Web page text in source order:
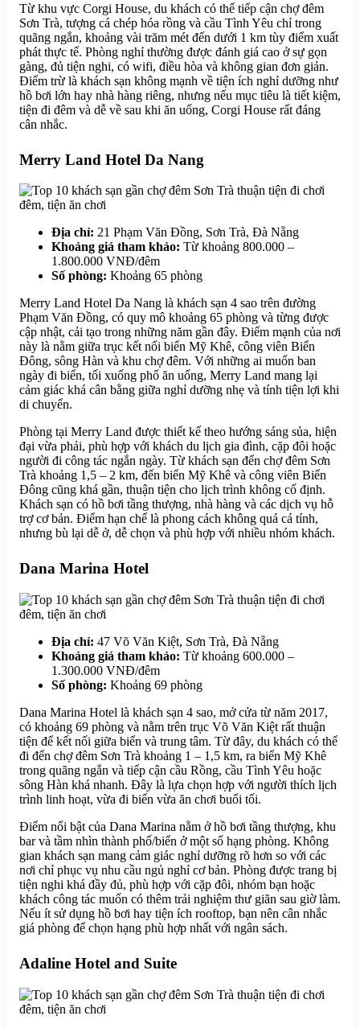
Từ khu vực Corgi House, du khách có thể tiếp cận chợ đêm
Sơn Trà, tượng cá chép hóa rồng và cầu Tình Yêu chỉ trong
quãng ngắn, khoảng vài trăm mét đến dưới 1 km tùy điểm xuất
phát thực tế. Phòng nghỉ thường được đánh giá cao ở sự gọn
gàng, đủ tiện nghi, có wifi, điều hòa và không gian đơn giản.
Điểm trừ là khách sạn không mạnh về tiện ích nghỉ dưỡng như
hồ bơi lớn hay nhà hàng riêng, nhưng nếu mục tiêu là tiết kiệm,
tiện đi đêm và dễ về sau khi ăn uống, Corgi House rất đáng
cân nhắc.
Merry Land Hotel Da Nang
Địa chỉ: 21 Phạm Văn Đồng, Sơn Trà, Đà Nẵng
Khoảng giá tham khảo: Từ khoảng 800.000 –
1.800.000 VNĐ/đêm
Số phòng: Khoảng 65 phòng
Merry Land Hotel Da Nang là khách sạn 4 sao trên đường
Phạm Văn Đồng, có quy mô khoảng 65 phòng và từng được
cập nhật, cải tạo trong những năm gần đây. Điểm mạnh của nơi
này là nằm giữa trục kết nối biển Mỹ Khê, công viên Biển
Đông, sông Hàn và khu chợ đêm. Với những ai muốn ban
ngày đi biển, tối xuống phố ăn uống, Merry Land mang lại
cảm giác khá cân bằng giữa nghỉ dưỡng nhẹ và tính tiện lợi khi
di chuyển.
Phòng tại Merry Land được thiết kế theo hướng sáng sủa, hiện
đại vừa phải, phù hợp với khách du lịch gia đình, cặp đôi hoặc
người đi công tác ngắn ngày. Từ khách sạn đến chợ đêm Sơn
Trà khoảng 1,5 – 2 km, đến biển Mỹ Khê và công viên Biển
Đông cũng khá gần, thuận tiện cho lịch trình không cố định.
Khách sạn có hồ bơi tầng thượng, nhà hàng và các dịch vụ hỗ
trợ cơ bản. Điểm hạn chế là phong cách không quá cá tính,
nhưng bù lại dễ ở, dễ chọn và phù hợp với nhiều nhóm khách.
Dana Marina Hotel
Địa chỉ: 47 Võ Văn Kiệt, Sơn Trà, Đà Nẵng
Khoảng giá tham khảo: Từ khoảng 600.000 –
1.300.000 VNĐ/đêm
Số phòng: Khoảng 69 phòng
Dana Marina Hotel là khách sạn 4 sao, mở cửa từ năm 2017,
có khoảng 69 phòng và nằm trên trục Võ Văn Kiệt rất thuận
tiện để kết nối giữa biển và trung tâm. Từ đây, du khách có thể
đi đến chợ đêm Sơn Trà khoảng 1 – 1,5 km, ra biển Mỹ Khê
trong quãng ngắn và tiếp cận cầu Rồng, cầu Tình Yêu hoặc
sông Hàn khá nhanh. Đây là lựa chọn hợp với người thích lịch
trình linh hoạt, vừa đi biển vừa ăn chơi buổi tối.
Điểm nổi bật của Dana Marina nằm ở hồ bơi tầng thượng, khu
bar và tầm nhìn thành phố/biển ở một số hạng phòng. Không
gian khách sạn mang cảm giác nghỉ dưỡng rõ hơn so với các
nơi chỉ phục vụ nhu cầu ngủ nghỉ cơ bản. Phòng được trang bị
tiện nghi khá đầy đủ, phù hợp với cặp đôi, nhóm bạn hoặc
khách công tác muốn có thêm trải nghiệm thư giãn sau giờ làm.
Nếu ít sử dụng hồ bơi hay tiện ích rooftop, bạn nên cân nhắc
giá phòng để chọn hạng phù hợp nhất với ngân sách.
Adaline Hotel and Suite